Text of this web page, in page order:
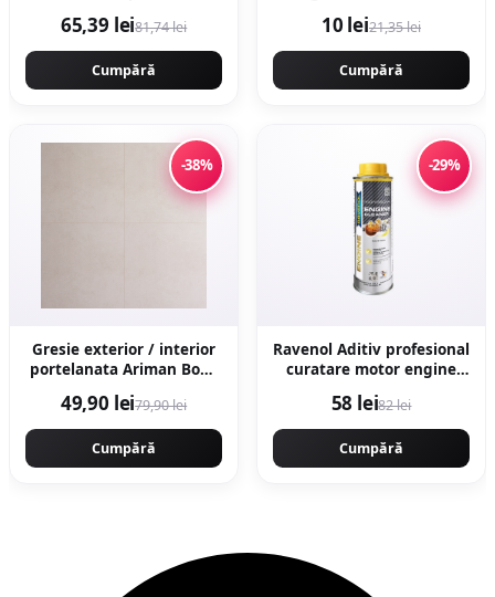
65,39 lei81,74 lei
Cumpără
10 lei21,35 lei
Cumpără
-38%
Gresie exterior / interior
portelanata Ariman Bone
rectificata aspect ciment
49,90 lei79,90 lei
Cumpără
-29%
Ravenol Aditiv profesional
curatare motor engine
58 lei82 lei
Cumpără